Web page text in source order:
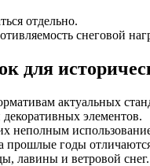
отдельно.
снеговой
для
актуальных
элементов.
неполным
прошлые годы
лавины и ветровой снег.